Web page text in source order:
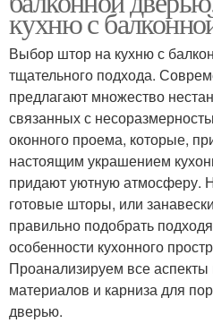
кухню с
Выбор штор на кухню с
тщательного подхода.
предлагают множество
связанных с
оконного проема, которые,
настоящим украшением
придают уютную атмосферу.
готовые шторы, или
правильно подобрать
особенности кухонного
Проанализируем все
материалов и карниза для
дверью.